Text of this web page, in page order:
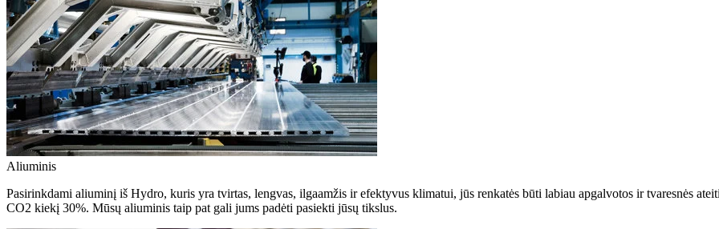
Aliuminis
Pasirinkdami aliuminį iš Hydro, kuris yra tvirtas, lengvas, ilgaamžis ir efektyvus klimatui, jūs renkatės būti labiau apgalvotos ir tvaresnės
CO2 kiekį 30%. Mūsų aliuminis taip pat gali jums padėti pasiekti jūsų tikslus.